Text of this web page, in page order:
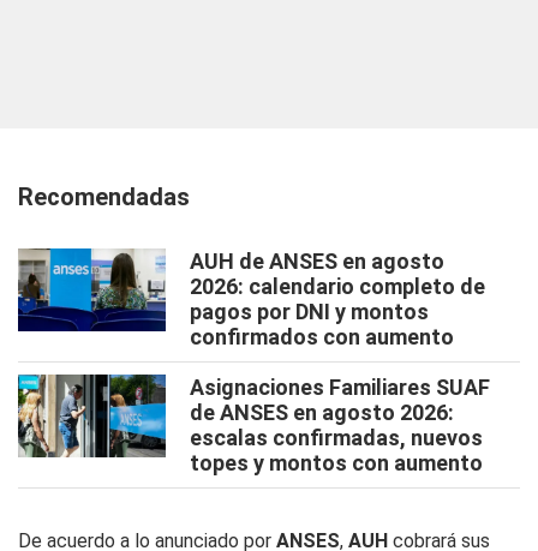
Recomendadas
AUH de ANSES en agosto
2026: calendario completo de
pagos por DNI y montos
confirmados con aumento
Asignaciones Familiares SUAF
de ANSES en agosto 2026:
escalas confirmadas, nuevos
topes y montos con aumento
De acuerdo a lo anunciado por ANSES, AUH cobrará sus